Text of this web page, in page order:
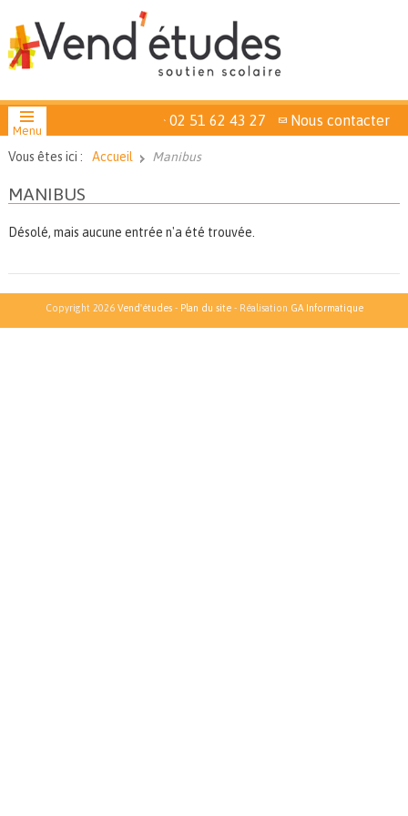
02 51 62 43 27 Nous contacter
Vous êtes ici : Accueil Manibus
MANIBUS
Désolé, mais aucune entrée n'a été trouvée.
Copyright 2026 Vend'études- Plan du site- Réalisation GA Informatique
Menu